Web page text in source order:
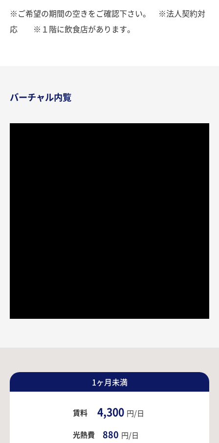
※ご希望の期間の空きをご確認下さい。 ※法人契約対
応 ※１階に飲食店があります。
バーチャル内覧
1ヶ月未満
賃料 4,300 円/日
光熱費
880 円/日